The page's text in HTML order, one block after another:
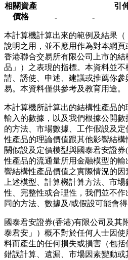
相關資產
價格
引
-
-
本計算機計算出來的範例及結果
說明之用，並不應用作為對本網
香港聯合交易所有限公司上市的
品」）之表現的指標。本資料並
請、誘使、申述、建議或推薦你
易。本資料僅供參考及教育用途。
本計算機所計算出的結構性產品
輸入的數據，以及我們根據公開數
的方法、市場數據、工作假設及
性產品的理論價值跟其他影響結
關假設及定價模型與國泰君安證
性產品的流通量所用金融模型的
響結構性產品價值之實際情況的
上述模型、計算機計算方法、市
性、完整性或合理性，我們並不
同的方法、數據及/或假設可能會
國泰君安證券(香港)有限公司及其
泰君安」）概不對於任何人士因
料而產生的任何損失或損害（包括
錯誤計算、遺漏、市場因素變動